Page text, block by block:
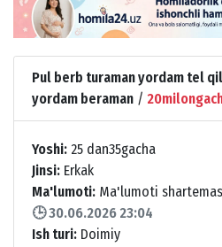
Pul berb turaman yordam tel
yordam beraman /
Yoshi: 25 dan35gacha
Jinsi: Erkak
Ma'lumoti: Ma'lumoti shartemas
🕒 30.06.2026 23:04
Ish turi: Doimiy